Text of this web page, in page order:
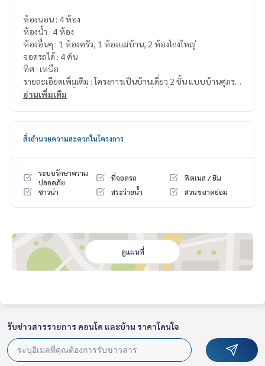
ห้องนอน : 4 ห้อง
ห้องน้ำ : 4 ห้อง
ห้องอื่นๆ : 1 ห้องครัว, 1 ห้องแม่บ้าน, 2 ห้องโถงใหญ่
จอดรถได้ : 4 คัน
ทิศ : เหนือ
รายละเอียดเพิ่มเติม : โครงการเป็นบ้านเดี่ยว 2 ชั้น แบบบ้านศุภรา
ช ซีรีส์ใหญ่สุด พื้นที่ใช้สอยเยอะ ราคาที่คุ้มที่สุดในโครงการสภาพส
ห้องแม่บ้าน และห้องน้ำแยกเป็นสัดส่วน ครัวขนาดใหญ่บิวท์อิน ท็
​ห้องโถง Living Area ขนาดใหญ่ โปร่งโล่ง บันไดอลังการ เหมาะกับ
ครอบครัว
เพียง 5 นาที ถึงถนนพรานนก-พุทธมณฑลสาย 4 (ตัดใหม่) เข้าเมือง
สถานที่ใกล้เคียง
บุญถาวร บรมราชชนนี
The Brio Mall
รร.สารสาสน์ธนบุรี
รร.อัสสัมชัญธนบุรี.
ม.มหิดล
ม.เอเชียอาคเนย์
อ่านเพิ่มเติม
สิ่งอำนวยความสะดวกในโครงการ
ระบบรักษาความ
ปลอดภัย
ที่จอดรถ
ฟิตเนส / ยิม
ซาวน่า
สระว่ายน้ำ สวนขนาดย่อม
ดูแผนที่
รับข่าวสารรายการ คอนโด และบ้าน ราคาโดนใจ